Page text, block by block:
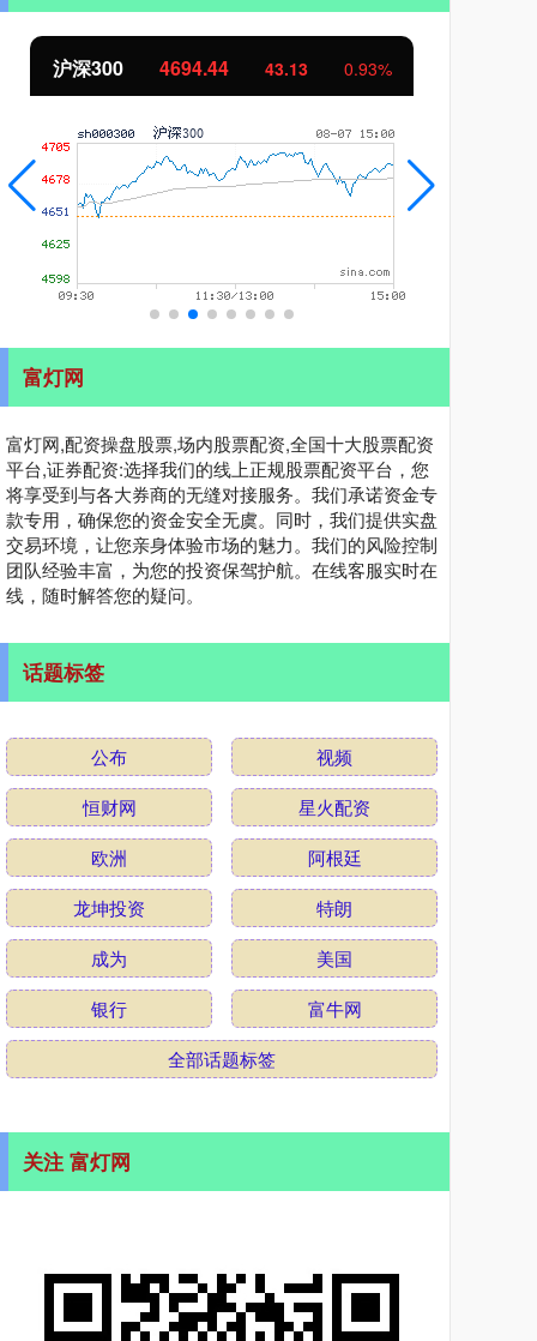
北证50 1134.24 11.37 1.01%
富灯网
富灯网,配资操盘股票,场内股票配资,全国十大股票配资
平台,证券配资:选择我们的线上正规股票配资平台，您
将享受到与各大券商的无缝对接服务。我们承诺资金专
款专用，确保您的资金安全无虞。同时，我们提供实盘
交易环境，让您亲身体验市场的魅力。我们的风险控制
团队经验丰富，为您的投资保驾护航。在线客服实时在
线，随时解答您的疑问。
话题标签
公布
视频
恒财网
星火配资
欧洲
阿根廷
龙坤投资
特朗
成为
美国
银行
富牛网
全部话题标签
关注 富灯网